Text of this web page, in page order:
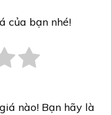
của bạn nhé!
nào! Bạn hãy là